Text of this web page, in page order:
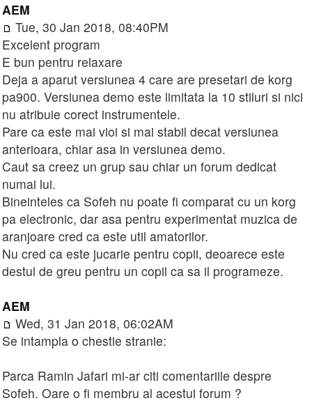
AEM
Tue, 30 Jan 2018, 08:40PM
Excelent program
E bun pentru relaxare
Deja a aparut versiunea 4 care are presetari de korg
pa900. Versiunea demo este limitata la 10 stiluri si nici
nu atribuie corect instrumentele.
Pare ca este mai vioi si mai stabil decat versiunea
anterioara, chiar asa in versiunea demo.
Caut sa creez un grup sau chiar un forum dedicat
numai lui.
Bineinteles ca Sofeh nu poate fi comparat cu un korg
pa electronic, dar asa pentru experimentat muzica de
aranjoare cred ca este util amatorilor.
Nu cred ca este jucarie pentru copii, deoarece este
destul de greu pentru un copil ca sa il programeze.
AEM
Wed, 31 Jan 2018, 06:02AM
Se intampla o chestie stranie:
Parca Ramin Jafari mi-ar citi comentariile despre
Sofeh. Oare o fi membru al acestui forum ?